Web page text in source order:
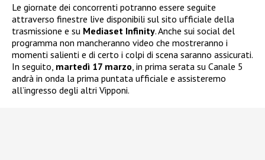
Le giornate dei concorrenti potranno essere seguite
attraverso finestre live disponibili sul sito ufficiale della
trasmissione e su Mediaset Infinity. Anche sui social del
programma non mancheranno video che mostreranno i
momenti salienti e di certo i colpi di scena saranno assicurati.
In seguito, martedì 17 marzo , in prima serata su Canale 5
andrà in onda la prima puntata ufficiale e assisteremo
all’ingresso degli altri Vipponi.